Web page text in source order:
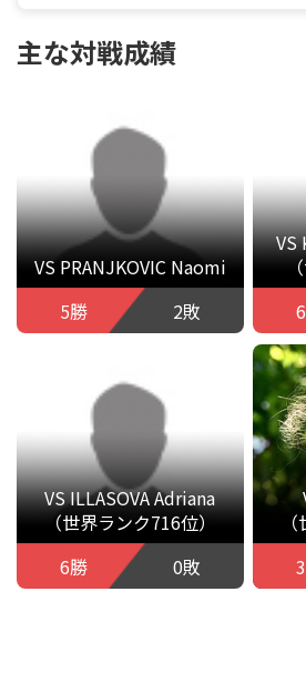
主な対戦成績
VS PRANJKOVIC Naomi
5勝
2敗
VS
VS ILLASOVA Adriana
（世界ランク716位）
6勝
0敗